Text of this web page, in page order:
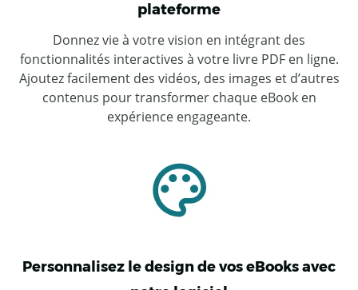
plateforme
Donnez vie à votre vision en intégrant des
fonctionnalités interactives à votre livre PDF en ligne.
Ajoutez facilement des vidéos, des images et d’autres
contenus pour transformer chaque eBook en
expérience engageante.
Personnalisez le design de vos eBooks avec